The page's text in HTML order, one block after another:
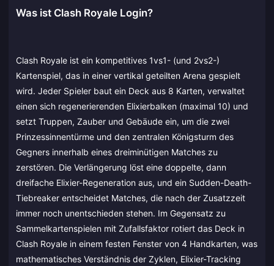
Was ist Clash Royale Login?
Clash Royale ist ein kompetitives 1vs1- (und 2vs2-)
Kartenspiel, das in einer vertikal geteilten Arena gespielt
wird. Jeder Spieler baut ein Deck aus 8 Karten, verwaltet
einen sich regenerierenden Elixierbalken (maximal 10) und
setzt Truppen, Zauber und Gebäude ein, um die zwei
Prinzessinnentürme und den zentralen Königsturm des
Gegners innerhalb eines dreiminütigen Matches zu
zerstören. Die Verlängerung löst eine doppelte, dann
dreifache Elixier-Regeneration aus, und ein Sudden-Death-
Tiebreaker entscheidet Matches, die nach der Zusatzzeit
immer noch unentschieden stehen. Im Gegensatz zu
Sammelkartenspielen mit Zufallsfaktor rotiert das Deck in
Clash Royale in einem festen Fenster von 4 Handkarten, was
mathematisches Verständnis der Zyklen, Elixier-Tracking